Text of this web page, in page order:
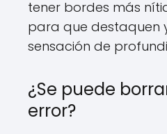
tener bordes más
para que destaquen
sensación de
¿Se puede
error?